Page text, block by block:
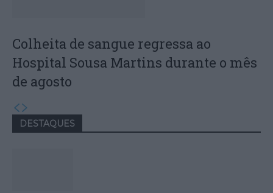
Colheita de sangue regressa ao
Hospital Sousa Martins durante o mês
de agosto
DESTAQUES